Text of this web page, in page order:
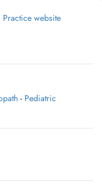
Practice website
- Pediatric